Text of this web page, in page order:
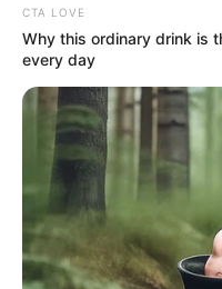
ΑΠΟΨΕΙΣ
The Bourne
Δάσος της Δαδιάς που
έδαφος+Planδημία και
να είναι...
ΚΟΙΝΩΝΙΚΑ ΔΙΚΤΥΑ
CTA LOVE
Why this ordinary drink is
every day